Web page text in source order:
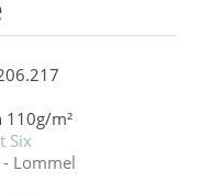
110g/m²
Six
- Lommel